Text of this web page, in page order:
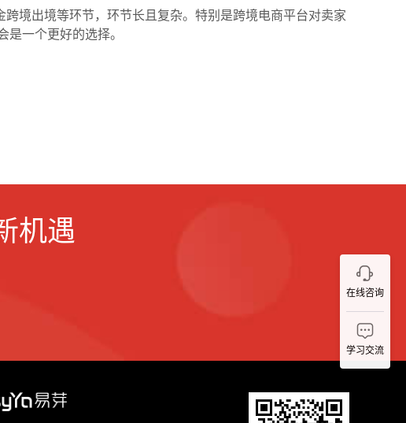
在线咨询
学习交流
境出境等环节，环节长且复杂。特别是跨境电商平台对卖家
一个更好的选择。
机遇